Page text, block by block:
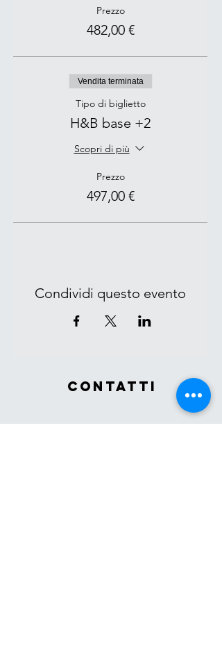
Prezzo
482,00 €
Vendita terminata
Tipo di biglietto
H&B base +2
Scopri di più
Prezzo
497,00 €
Condividi questo evento
contatti